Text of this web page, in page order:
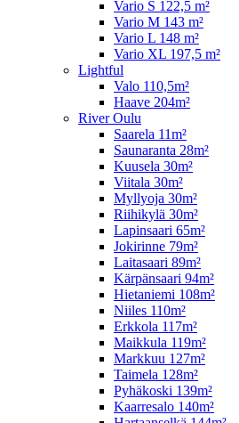
Vario S 122,5 m²
Vario M 143 m²
Vario L 148 m²
Vario XL 197,5 m²
Lightful
Valo 110,5m²
Haave 204m²
River Oulu
Saarela 11m²
Saunaranta 28m²
Kuusela 30m²
Viitala 30m²
Myllyoja 30m²
Riihikylä 30m²
Lapinsaari 65m²
Jokirinne 79m²
Laitasaari 89m²
Kärpänsaari 94m²
Hietaniemi 108m²
Niiles 110m²
Erkkola 117m²
Maikkula 119m²
Markkuu 127m²
Taimela 128m²
Pyhäkoski 139m²
Kaarresalo 140m²